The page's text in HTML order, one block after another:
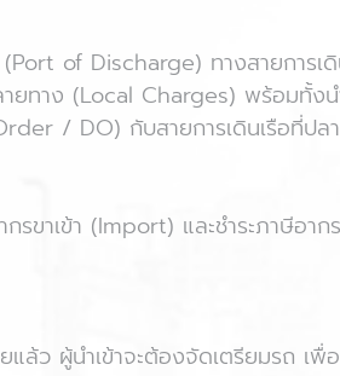
(Port of Discharge) ทางสายการ
ลายทาง (Local Charges) พร้อ
/ DO) กับสายการเดินเรือที่ปล
กรขาเข้า (Import) และชำระภาษี
แล้ว ผู้นำเข้าจะต้องจัดเตรียมรถ